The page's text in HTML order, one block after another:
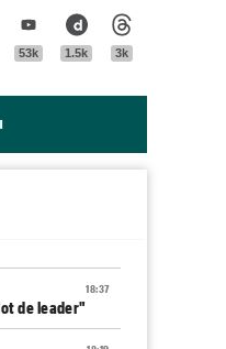
Tik Tok Youtube
53k
Dailymotion
1.5k 3k
18:37
de leader"